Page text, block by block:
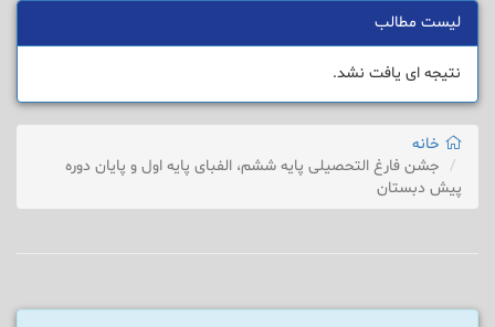
لیست مطالب
نتیجه ای یافت نشد.
خانه
جشن فارغ التحصیلی پایه ششم، الفبای پایه اول و پایان دوره
پیش دبستان